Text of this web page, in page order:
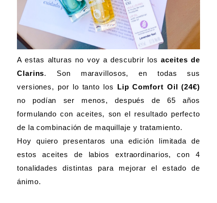
A estas alturas no voy a descubrir losaceites de
Clarins. Son maravillosos, en todas sus
versiones, por lo tanto los Lip Comfort Oil (24€)
no podían ser menos, después de 65 años
formulando con aceites, son el resultado perfecto
de la combinación de maquillaje y tratamiento.
Hoy quiero presentaros una edición limitada de
estos aceites de labios extraordinarios, con 4
tonalidades distintas para mejorar el estado de
ánimo.